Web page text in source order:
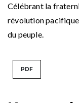
Célébrant la
révolution pacifique
du peuple.
PDF